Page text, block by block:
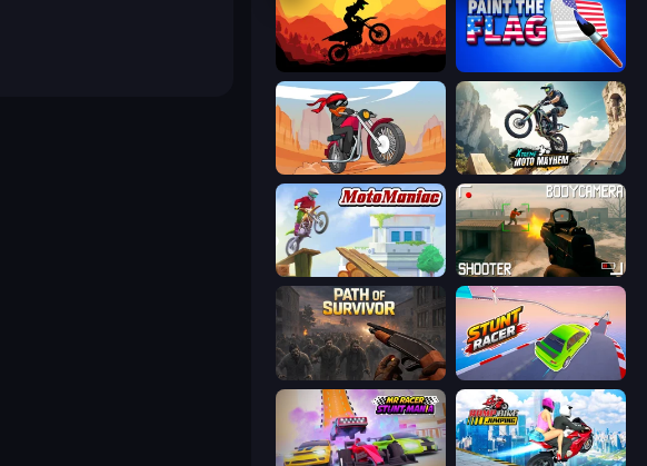
Sunset Bike Racing Paint the Flag
Stickman Moto Race Extreme Xtreme Moto Mayhem
Moto Maniac BodyCamera Shooter
Path of Survivor Stunt Racer